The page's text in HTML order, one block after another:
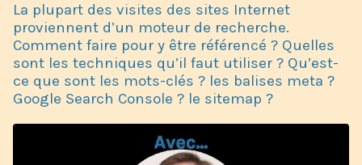
La plupart des visites des sites Internet
proviennent d’un moteur de recherche.
Comment faire pour y être référencé ? Quelles
sont les techniques qu’il faut utiliser ? Qu’est-
ce que sont les mots-clés ? les balises meta ?
Google Search Console ? le sitemap ?